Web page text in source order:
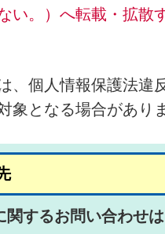
い。）へ転載・拡散
、個人情報保護法違
象となる場合があり
関するお問い合わせは